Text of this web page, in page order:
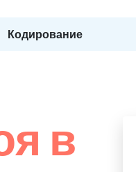
Кодирование
в